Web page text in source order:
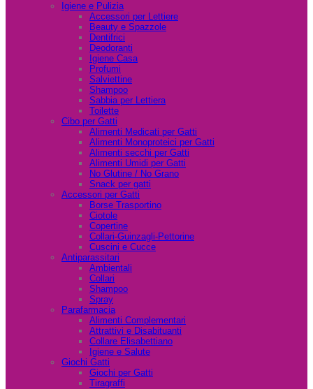
Igiene e Pulizia
Accessori per Lettiere
Beauty e Spazzole
Dentifrici
Deodoranti
Igiene Casa
Profumi
Salviettine
Shampoo
Sabbia per Lettiera
Toilette
Cibo per Gatti
Alimenti Medicati per Gatti
Alimenti Monoproteici per Gatti
Alimenti secchi per Gatti
Alimenti Umidi per Gatti
No Glutine / No Grano
Snack per gatti
Accessori per Gatti
Borse Trasportino
Ciotole
Copertine
Collari-Guinzagli-Pettorine
Cuscini e Cucce
Antiparassitari
Ambientali
Collari
Shampoo
Spray
Parafarmacia
Alimenti Complementari
Attrattivi e Disabituanti
Collare Elisabettiano
Igiene e Salute
Giochi Gatti
Giochi per Gatti
Tiragraffi